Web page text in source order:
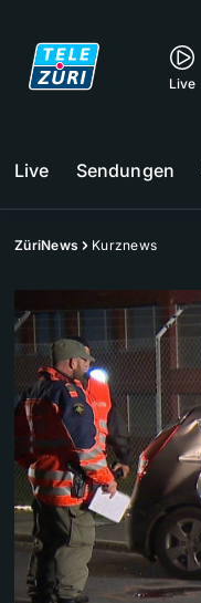
Live
Live Sendungen
ZüriNews Kurznews